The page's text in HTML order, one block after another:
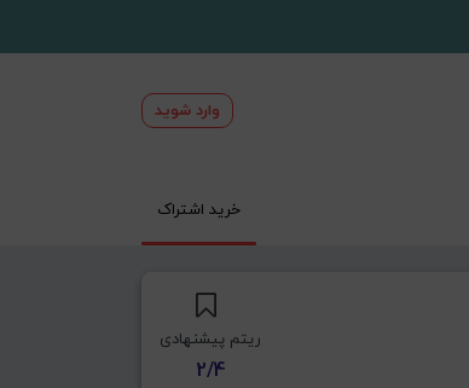
وارد شوید
خرید اشتراک
ریتم پیشنهادی
2/4